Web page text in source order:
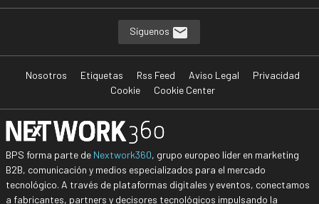
Síguenos
Nosotros Etiquetas Rss Feed Aviso Legal
Privacidad
Cookie
Cookie Center
BPS forma parte de Nextwork360, grupo europeo líder en marketing
B2B, comunicación y medios especializados para el mercado
tecnológico. A través de plataformas digitales y eventos, conectamos
a fabricantes, partners y decisores tecnológicos impulsando la